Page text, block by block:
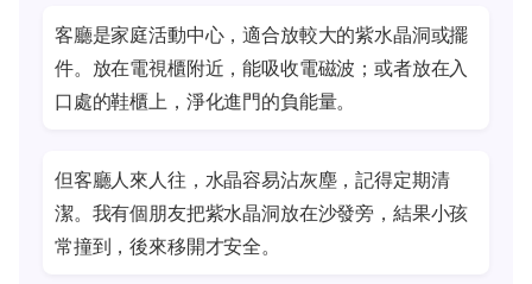
客廳是家庭活動中心，適合放較大的紫水晶洞或擺
件。放在電視櫃附近，能吸收電磁波；或者放在入
口處的鞋櫃上，淨化進門的負能量。
但客廳人來人往，水晶容易沾灰塵，記得定期清
潔。我有個朋友把紫水晶洞放在沙發旁，結果小孩
常撞到，後來移開才安全。